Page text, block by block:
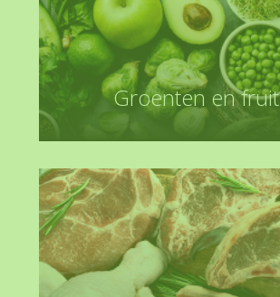
Groenten en fruit